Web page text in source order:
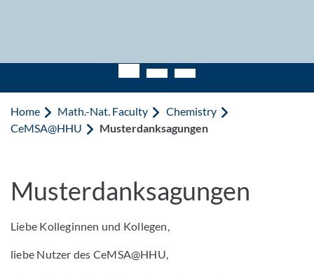
Home Math.-Nat. Faculty
Chemistry
CeMSA@HHU
Musterdanksagungen
Musterdanksagungen
Liebe Kolleginnen und Kollegen,
liebe Nutzer des CeMSA@HHU,